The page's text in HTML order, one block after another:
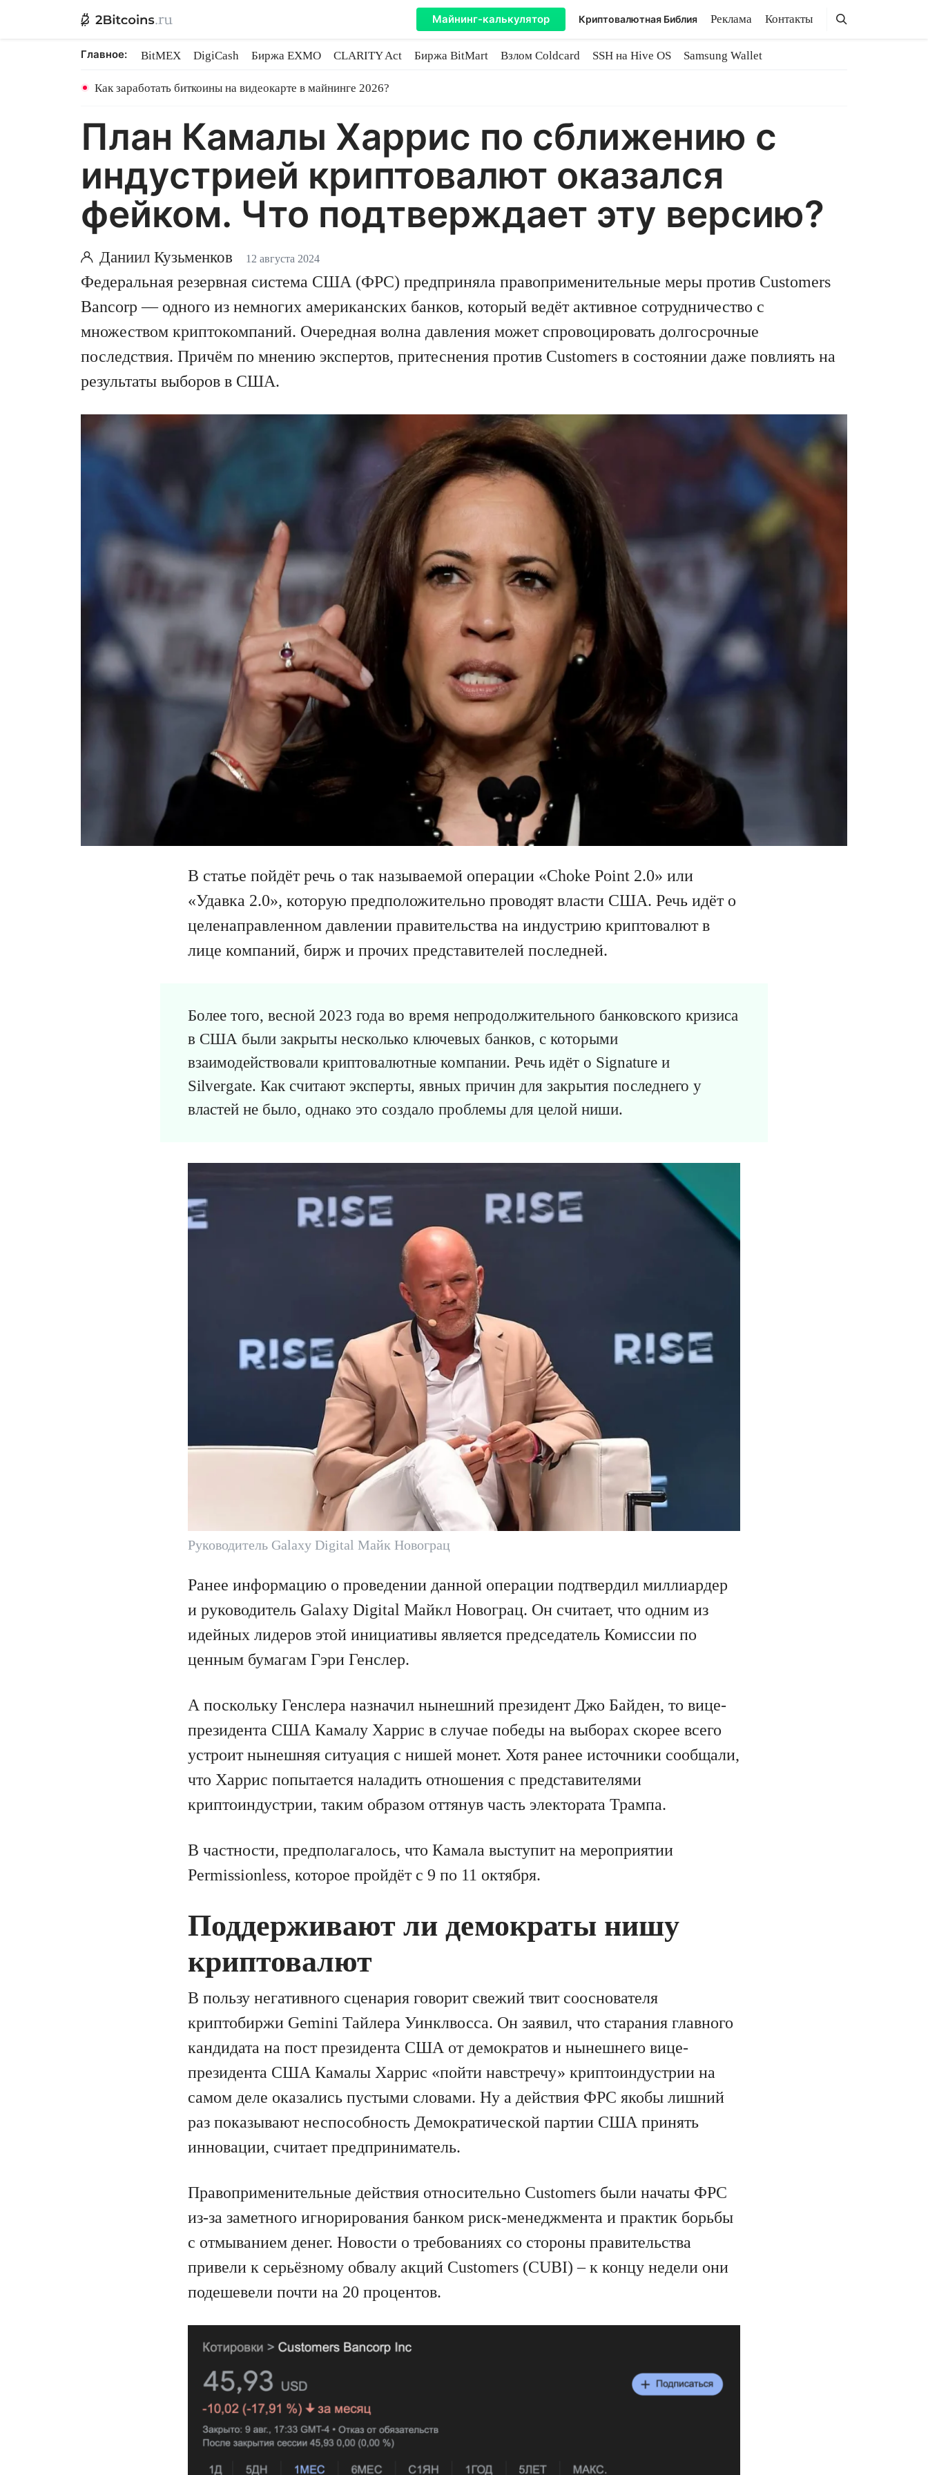
Майнинг-калькулятор Криптовалютная Библия Реклама Контакты Поиск
Поиск
Главное: BitMEX DigiCash Биржа EXMO CLARITY Act Биржа BitMart Взлом Coldcard SSH на Hive OS
Samsung Wallet
Как заработать биткоины на видеокарте в майнинге 2026?
План Камалы Харрис по сближению с
индустрией криптовалют оказался
фейком. Что подтверждает эту версию?
Даниил Кузьменков 12 августа 2024
Федеральная резервная система США (ФРС) предприняла правоприменительные меры против Customers
Bancorp — одного из немногих американских банков, который ведёт активное сотрудничество с
множеством криптокомпаний. Очередная волна давления может спровоцировать долгосрочные
последствия. Причём по мнению экспертов, притеснения против Customers в состоянии даже повлиять на
результаты выборов в США.
В статье пойдёт речь о так называемой операции «Choke Point 2.0» или
«Удавка 2.0», которую предположительно проводят власти США. Речь идёт о
целенаправленном давлении правительства на индустрию криптовалют в
лице компаний, бирж и прочих представителей последней.
Более того, весной 2023 года во время непродолжительного банковского кризиса
в США были закрыты несколько ключевых банков, с которыми
взаимодействовали криптовалютные компании. Речь идёт о Signature и
Silvergate. Как считают эксперты, явных причин для закрытия последнего у
властей не было, однако это создало проблемы для целой ниши.
Руководитель Galaxy Digital Майк Новограц
Ранее информацию о проведении данной операции подтвердил миллиардер
и руководитель Galaxy Digital Майкл Новограц. Он считает, что одним из
идейных лидеров этой инициативы является председатель Комиссии по
ценным бумагам Гэри Генслер.
А поскольку Генслера назначил нынешний президент Джо Байден, то вице-
президента США Камалу Харрис в случае победы на выборах скорее всего
устроит нынешняя ситуация с нишей монет. Хотя ранее источники сообщали,
что Харрис попытается наладить отношения с представителями
криптоиндустрии, таким образом оттянув часть электората Трампа.
В частности, предполагалось, что Камала выступит на мероприятии
Permissionless, которое пройдёт с 9 по 11 октября.
Поддерживают ли демократы нишу
криптовалют
В пользу негативного сценария говорит свежий твит сооснователя
криптобиржи Gemini Тайлера Уинклвосса. Он заявил, что старания главного
кандидата на пост президента США от демократов и нынешнего вице-
президента США Камалы Харрис «пойти навстречу» криптоиндустрии на
самом деле оказались пустыми словами. Ну а действия ФРС якобы лишний
раз показывают неспособность Демократической партии США принять
инновации, считает предприниматель.
Правоприменительные действия относительно Customers были начаты ФРС
из-за заметного игнорирования банком риск-менеджмента и практик борьбы
с отмыванием денег. Новости о требованиях со стороны правительства
привели к серьёзному обвалу акций Customers (CUBI) – к концу недели они
подешевели почти на 20 процентов.